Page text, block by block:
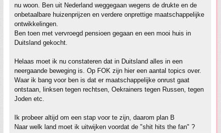
nu woon. Ben uit Nederland weggegaan wegens de drukte en de
onbetaalbare huizenprijzen en verdere onprettige maatschappelijke
ontwikkelingen.
Ben toen met vervroegd pensioen gegaan en een mooi huis in
Duitsland gekocht.
Helaas moet ik nu constateren dat in Duitsland alles in een
neergaande beweging is. Op FOK zijn hier een aantal topics over.
Waar ik bang voor ben is dat er maatschappelijke onrust gaat
ontstaan, linksen tegen rechtsen, Oekrainers tegen Russen, tegen
Joden etc.
Ik probeer altijd om een stap voor te zijn, daarom plan B
Naar welk land moet ik uitwijken voordat de "shit hits the fan" ?